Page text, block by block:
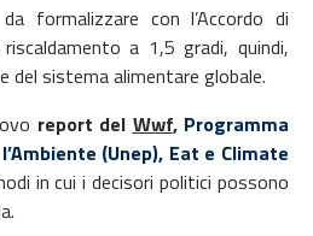
formalizzare con l’Accordo di
a 1,5 gradi, quindi,
del sistema alimentare globale.
report del Wwf, Programma
(Unep), Eat e Climate
in cui i decisori politici possono